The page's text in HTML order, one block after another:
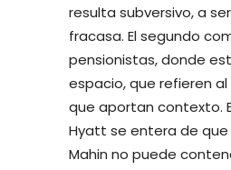
resulta subversivo, a
fracasa. El segundo
pensionistas, donde
espacio, que refieren
que aportan contexto.
Hyatt se entera de que
Mahin no puede